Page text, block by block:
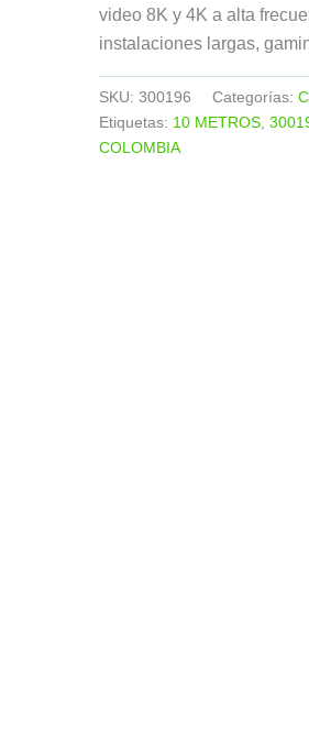
video 8K y 4K a alta
instalaciones largas,
SKU: 300196 Categorías:
Etiquetas: 10 METROS
COLOMBIA